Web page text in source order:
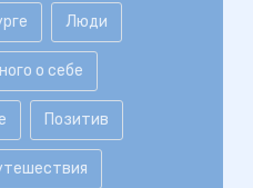
Люди
о себе
Позитив